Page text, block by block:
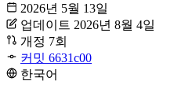
2026년 5월 13일
업데이트 2026년 8월 4일
개정 7회
커밋 6631c00
한국어